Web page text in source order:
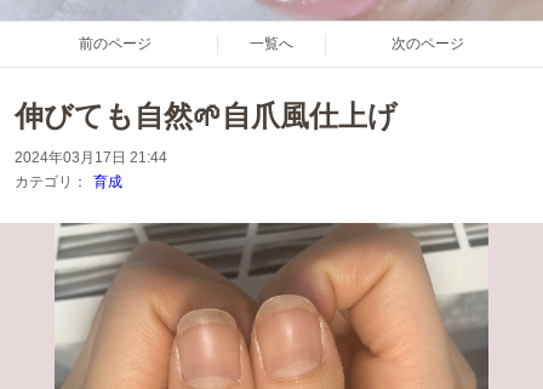
前のページ 一覧へ 次のページ
伸びても自然🌱自爪風仕上げ
2024年03月17日 21:44
カテゴリ：
育成